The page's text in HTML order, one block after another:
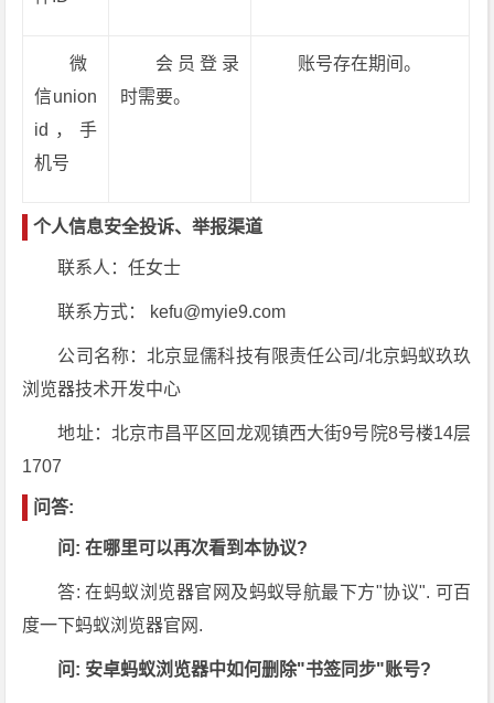
微
信union
id，手
机号
会员登录
时需要。
账号存在期间。
个人信息安全投诉、举报渠道
联系人：任女士
联系方式： kefu@myie9.com
公司名称：北京显儒科技有限责任公司/北京蚂蚁玖玖
浏览器技术开发中心
地址：北京市昌平区回龙观镇西大街9号院8号楼14层
1707
问答:
问: 在哪里可以再次看到本协议?
答: 在蚂蚁浏览器官网及蚂蚁导航最下方"协议". 可百
度一下蚂蚁浏览器官网.
问: 安卓蚂蚁浏览器中如何删除"书签同步"账号?